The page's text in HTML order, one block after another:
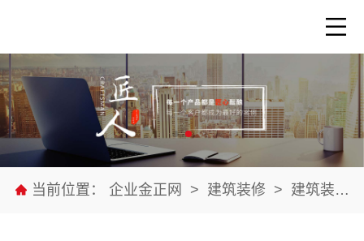
当前位置： 企业金正网 > 建筑装修 > 建筑装修材料